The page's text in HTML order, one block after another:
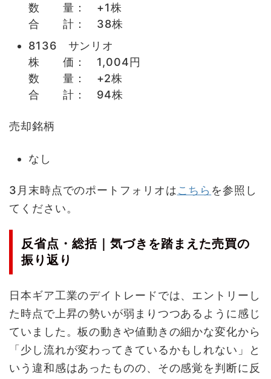
数 量： +1株
合 計： 38株
8136 サンリオ
株 価： 1,004円
数 量： +2株
合 計： 94株
売却銘柄
なし
3月末時点でのポートフォリオはこちら を参照し
てください。
反省点・総括｜気づきを踏まえた売買の
振り返り
日本ギア工業のデイトレードでは、エントリーし
た時点で上昇の勢いが弱まりつつあるように感じ
ていました。板の動きや値動きの細かな変化から
「少し流れが変わってきているかもしれない」と
いう違和感はあったものの、その感覚を判断に反